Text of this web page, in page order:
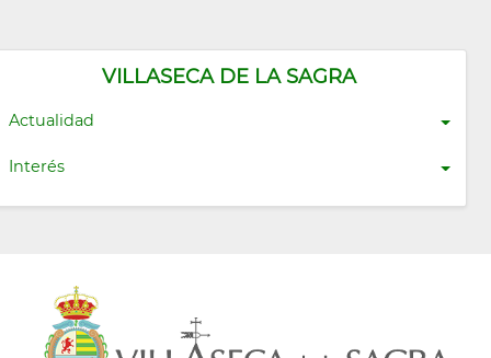
VILLASECA DE LA SAGRA
Actualidad
Interés